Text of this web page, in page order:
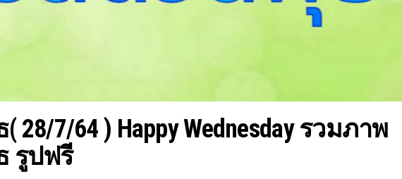
7/64 ) Happy Wednesday รวมภาพ
รูปฟรี